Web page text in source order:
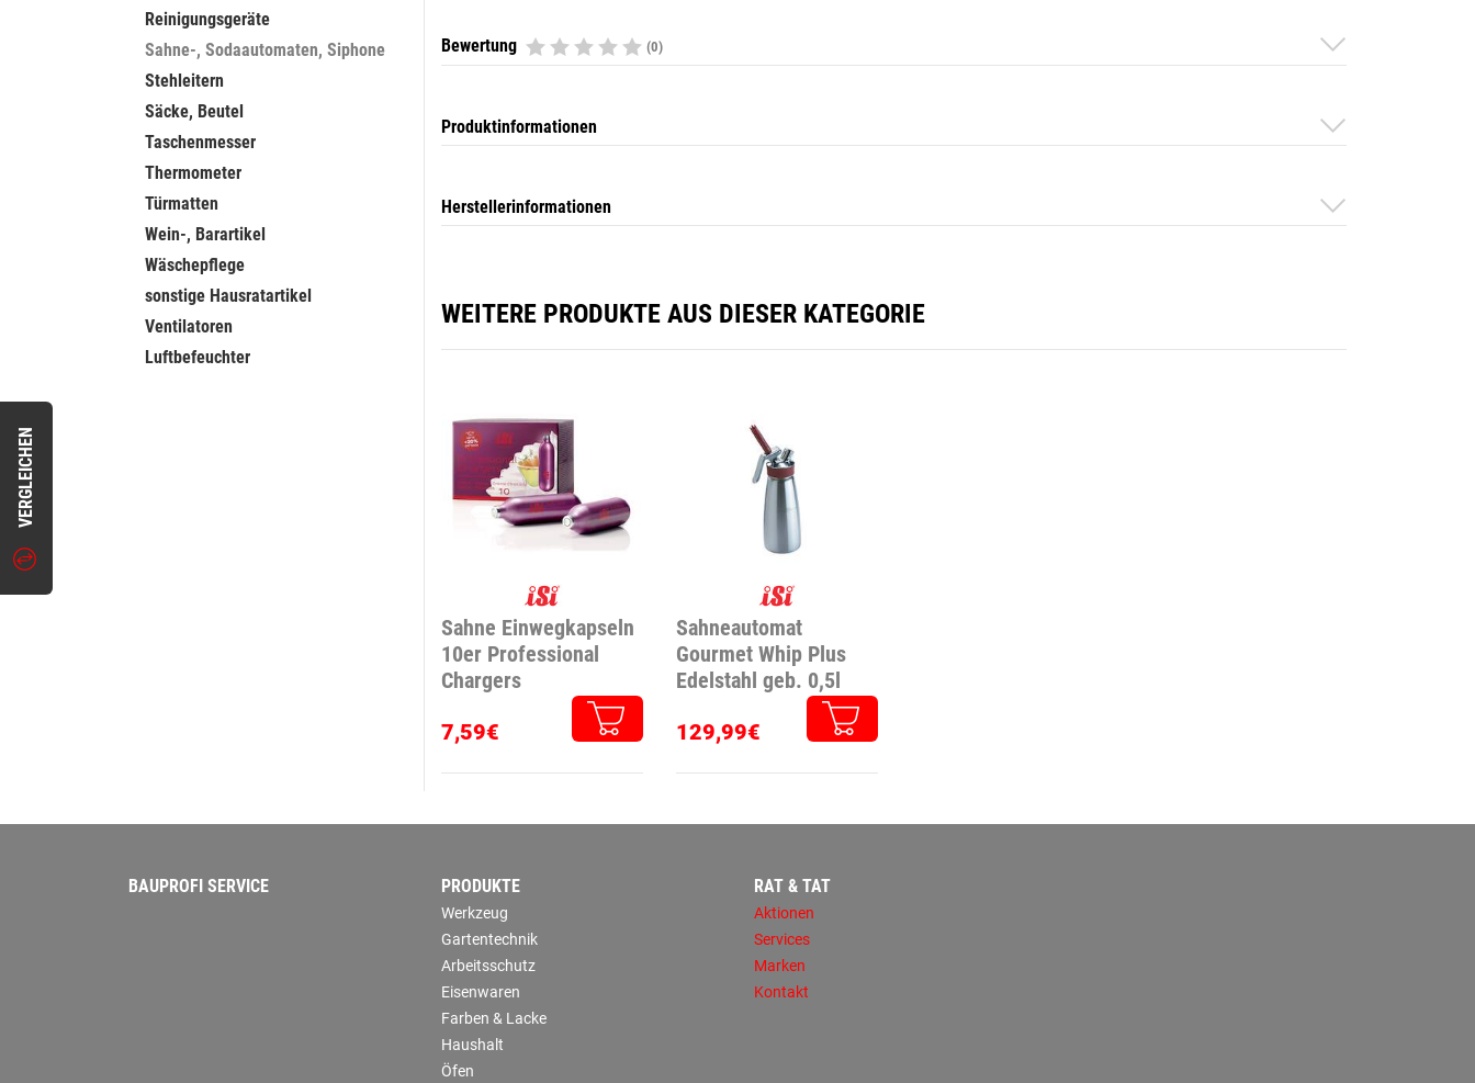
VERGLEICHEN
Reinigungsgeräte
Sahne-, Sodaautomaten, Siphone
Stehleitern
Säcke, Beutel
Taschenmesser
Thermometer
Türmatten
Wein-, Barartikel
Wäschepflege
sonstige Hausratartikel
Ventilatoren
Luftbefeuchter
Bewertung (0)
Produktinformationen
Herstellerinformationen
WEITERE PRODUKTE AUS DIESER KATEGORIE
Sahne Einwegkapseln
10er Professional
Chargers
7,59€
Sahneautomat
Gourmet Whip Plus
Edelstahl geb. 0,5l
129,99€
BAUPROFI SERVICE PRODUKTE
Werkzeug
Gartentechnik
Arbeitsschutz
Eisenwaren
Farben & Lacke
Haushalt
Öfen
RAT & TAT
Aktionen
Services
Marken
Kontakt